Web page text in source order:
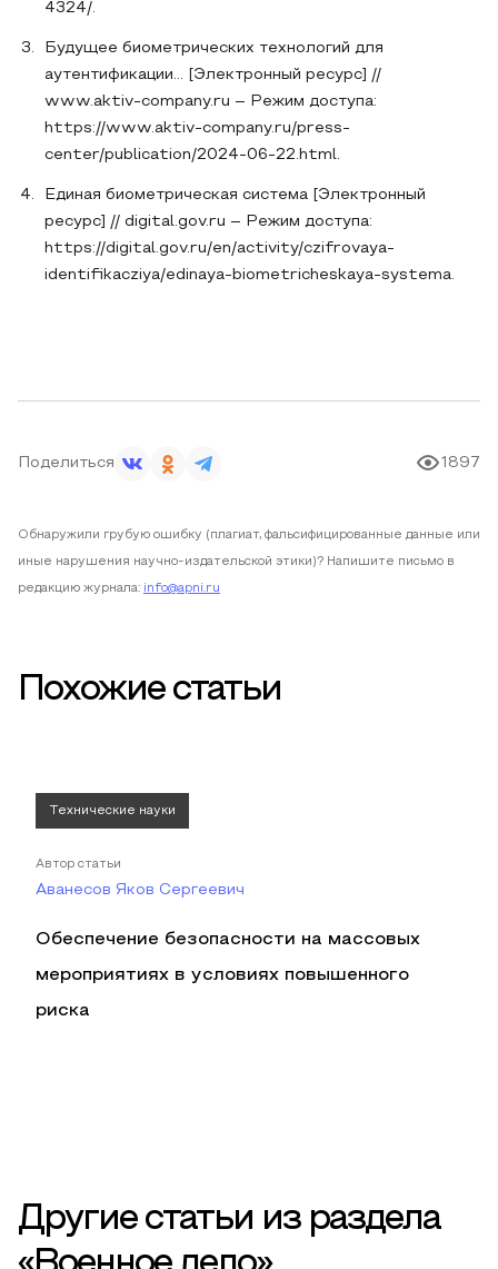
4324/.
Будущее биометрических технологий для
аутентификации... [Электронный ресурс] //
www.aktiv-company.ru – Режим доступа:
https://www.aktiv-company.ru/press-
center/publication/2024-06-22.html.
Единая биометрическая система [Электронный
ресурс] // digital.gov.ru – Режим доступа:
https://digital.gov.ru/en/activity/czifrovaya-
identifikacziya/edinaya-biometricheskaya-systema.
Поделиться 1897
Обнаружили грубую ошибку (плагиат, фальсифицированные данные или
иные нарушения научно-издательской этики)? Напишите письмо в
редакцию журнала: info@apni.ru
Похожие статьи
Технические науки
Автор статьи
Аванесов Яков Сергеевич
Обеспечение безопасности на массовых
мероприятиях в условиях повышенного
риска
Другие статьи из раздела